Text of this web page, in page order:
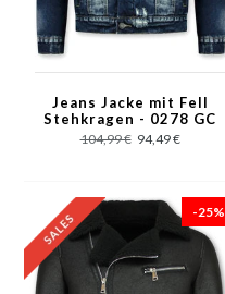
Jeans Jacke mit Fell
Stehkragen - 0278 GC
- Blau
104,99 € 94,49 €
-25%